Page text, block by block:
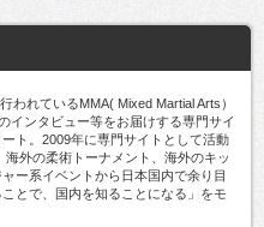
われているMMA( Mixed Martial Arts）
インタビュー等をお届けする専門サイ
ト。2009年に専門サイトとして活動
外の柔術トーナメント、海外のキッ
ー系イベントから日本国内で余り目
とで、国内を知ることになる」をモ